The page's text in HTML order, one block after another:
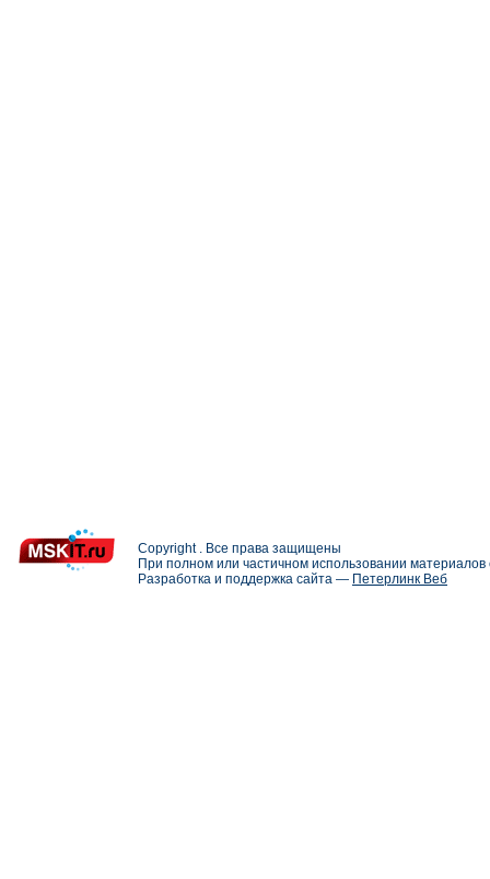
Copyright . Все права защищены
При полном или частичном использовании
Разработка и поддержка сайта — Петерлинк Веб